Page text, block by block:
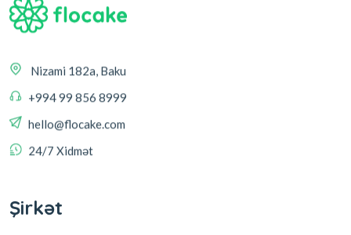
Nizami 182a, Baku
+994 99 856 8999
hello@flocake.com
24/7 Xidmət
Şirkət